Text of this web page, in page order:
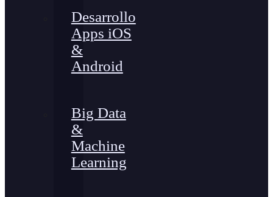
Desarrollo
Apps iOS
&
Android
Big Data
&
Machine
Learning